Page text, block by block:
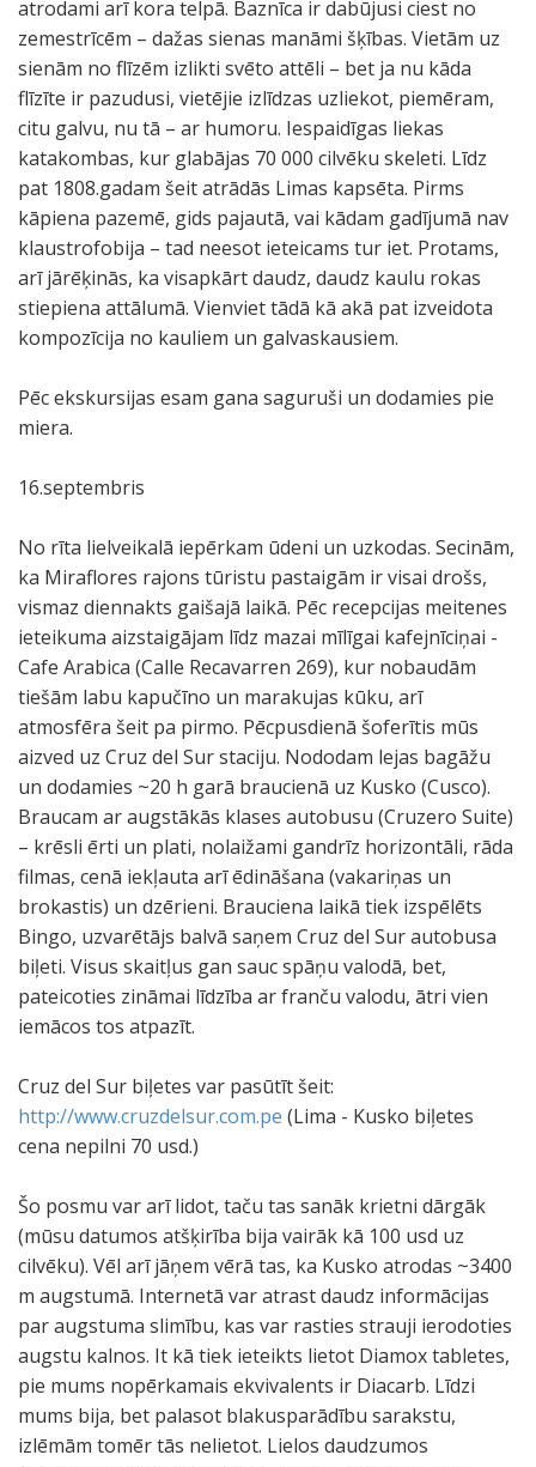
atrodami arī kora telpā. Baznīca ir dabūjusi ciest no
zemestrīcēm – dažas sienas manāmi šķības. Vietām uz
sienām no flīzēm izlikti svēto attēli – bet ja nu kāda
flīzīte ir pazudusi, vietējie izlīdzas uzliekot, piemēram,
citu galvu, nu tā – ar humoru. Iespaidīgas liekas
katakombas, kur glabājas 70 000 cilvēku skeleti. Līdz
pat 1808.gadam šeit atrādās Limas kapsēta. Pirms
kāpiena pazemē, gids pajautā, vai kādam gadījumā nav
klaustrofobija – tad neesot ieteicams tur iet. Protams,
arī jārēķinās, ka visapkārt daudz, daudz kaulu rokas
stiepiena attālumā. Vienviet tādā kā akā pat izveidota
kompozīcija no kauliem un galvaskausiem.
Pēc ekskursijas esam gana saguruši un dodamies pie
miera.
16.septembris
No rīta lielveikalā iepērkam ūdeni un uzkodas. Secinām,
ka Miraflores rajons tūristu pastaigām ir visai drošs,
vismaz diennakts gaišajā laikā. Pēc recepcijas meitenes
ieteikuma aizstaigājam līdz mazai mīlīgai kafejnīciņai -
Cafe Arabica (Calle Recavarren 269), kur nobaudām
tiešām labu kapučīno un marakujas kūku, arī
atmosfēra šeit pa pirmo. Pēcpusdienā šoferītis mūs
aizved uz Cruz del Sur staciju. Nododam lejas bagāžu
un dodamies ~20 h garā braucienā uz Kusko (Cusco).
Braucam ar augstākās klases autobusu (Cruzero Suite)
– krēsli ērti un plati, nolaižami gandrīz horizontāli, rāda
filmas, cenā iekļauta arī ēdināšana (vakariņas un
brokastis) un dzērieni. Brauciena laikā tiek izspēlēts
Bingo, uzvarētājs balvā saņem Cruz del Sur autobusa
biļeti. Visus skaitļus gan sauc spāņu valodā, bet,
pateicoties zināmai līdzība ar franču valodu, ātri vien
iemācos tos atpazīt.
Cruz del Sur biļetes var pasūtīt šeit:
http://www.cruzdelsur.com.pe (Lima - Kusko biļetes
cena nepilni 70 usd.)
Šo posmu var arī lidot, taču tas sanāk krietni dārgāk
(mūsu datumos atšķirība bija vairāk kā 100 usd uz
cilvēku). Vēl arī jāņem vērā tas, ka Kusko atrodas ~3400
m augstumā. Internetā var atrast daudz informācijas
par augstuma slimību, kas var rasties strauji ierodoties
augstu kalnos. It kā tiek ieteikts lietot Diamox tabletes,
pie mums nopērkamais ekvivalents ir Diacarb. Līdzi
mums bija, bet palasot blakusparādību sarakstu,
izlēmām tomēr tās nelietot. Lielos daudzumos